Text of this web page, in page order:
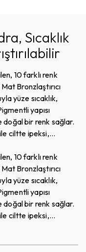
Sıcaklık
10 farklı renk
Bronzlaştırıcı
yüze sıcaklık,
yapısı
doğal bir renk sağlar.
ciltte ipeksi,
kadar kalıcı
katan bronzer
tüm yıl yüzünüzde
10 farklı renk
Bronzlaştırıcı
yüze sıcaklık,
yapısı
doğal bir renk sağlar.
ciltte ipeksi,
kalıcı